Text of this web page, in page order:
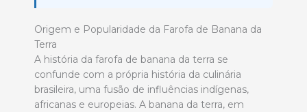
Origem e Popularidade da Farofa de Banana da
Terra
A história da farofa de banana da terra se
confunde com a própria história da culinária
brasileira, uma fusão de influências indígenas,
africanas e europeias. A banana da terra, em